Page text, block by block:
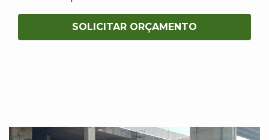
SOLICITAR ORÇAMENTO